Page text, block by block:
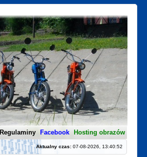
Regulaminy Facebook Hosting obrazów
Aktualny czas:07-08-2026, 13:40:52